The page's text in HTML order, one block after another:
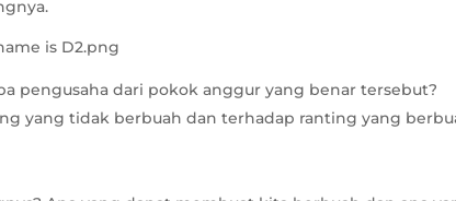
pengusaha dari pokok anggur yang benar tersebut?
yang tidak berbuah dan terhadap ranting yang